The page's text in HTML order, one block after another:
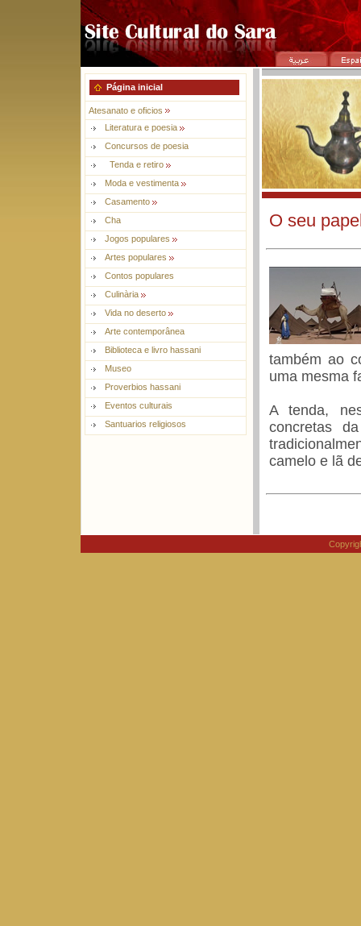
Página inicial
Atesanato e oficios
Literatura e poesia
Concursos de poesia
Tenda e retiro
Moda e vestimenta
Casamento
Cha
Jogos populares
Artes populares
Contos populares
Culinària
Vida no deserto
Arte contemporânea
Biblioteca e livro hassani
Museo
Proverbios hassani
Eventos culturais
Santuarios religiosos
O seu
também ao
uma mesma
A tenda,
concretas
camelo e lã